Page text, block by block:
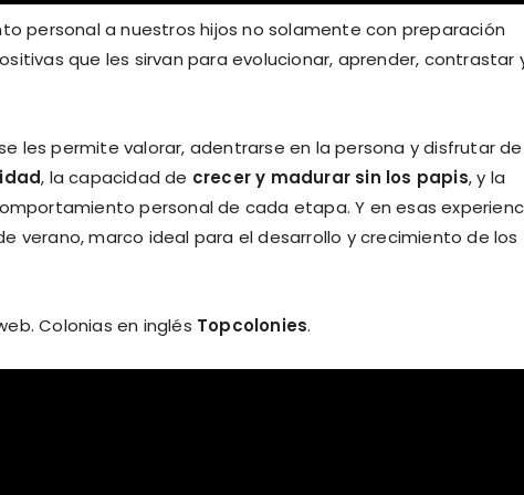
personal a nuestros hijos no solamente con preparación
que les sirvan para evolucionar, aprender, contrastar
les permite valorar, adentrarse en la persona y disfrutar de
, la capacidad de crecer y madurar sin los papis, y la
personal de cada etapa. Y en esas
verano, marco ideal para el desarrollo y crecimiento de los
Colonias en inglés Topcolonies.